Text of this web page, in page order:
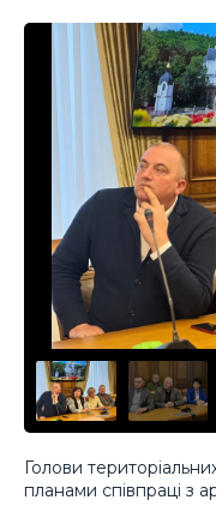
Голови
планами співпраці з